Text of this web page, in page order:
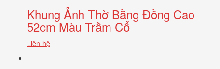
Khung Ảnh Thờ Bằng Đồng Cao
52cm Màu Trầm Cổ
Liên hệ